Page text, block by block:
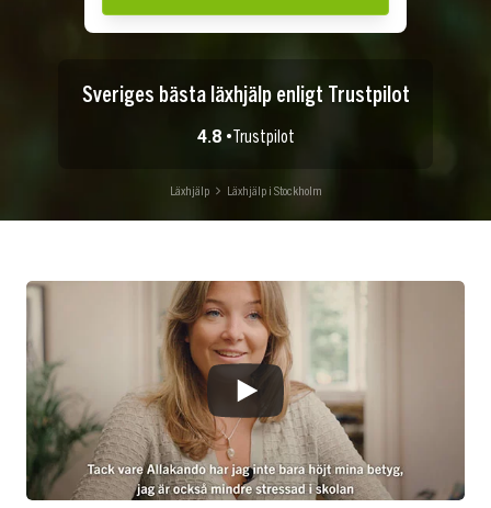
Sveriges bästa läxhjälp enligt Trustpilot
4.8 •Trustpilot
Läxhjälp Läxhjälp i Stockholm